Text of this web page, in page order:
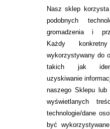
Nasz sklep
podobnych
gromadzenia i
Każdy
wykorzystywany do
takich jak
uzyskiwanie
naszego Sklepu lub
wyświetlanych
technologie/dane
być
100 ML + POJEMNIK
39,99pln
INFORMACJE
JAK ZAMAWIAĆ?